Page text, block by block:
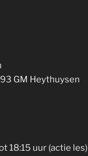
GM Heythuysen
18:15 uur (actie les)